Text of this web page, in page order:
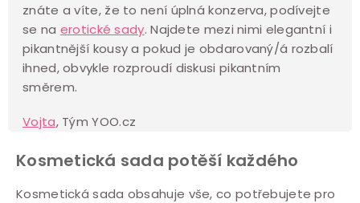
znáte a víte, že to není úplná konzerva, podívejte
se na erotické sady. Najdete mezi nimi elegantní i
pikantnější kousy a pokud je obdarovaný/á rozbalí
ihned, obvykle rozproudí diskusi pikantním
směrem.
Vojta, Tým YOO.cz
Kosmetická sada potěší každého
Kosmetická sada obsahuje vše, co potřebujete pro